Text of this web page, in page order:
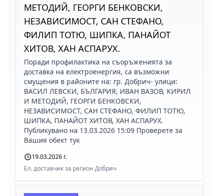
МЕТОДИЙ, ГЕОРГИ БЕНКОВСКИ,
НЕЗАВИСИМОСТ, САН СТЕФАНО,
ФИЛИП ТОТЮ, ШИПКА, ПАНАЙОТ
ХИТОВ, ХАН АСПАРУХ.
Поради профилактика на съоръженията за
доставка на електроенергия, са възможни
смущения в районите на: гр. Добрич- улици:
ВАСИЛ ЛЕВСКИ, БЪЛГАРИЯ, ИВАН ВАЗОВ, КИРИЛ
И МЕТОДИЙ, ГЕОРГИ БЕНКОВСКИ,
НЕЗАВИСИМОСТ, САН СТЕФАНО, ФИЛИП ТОТЮ,
ШИПКА, ПАНАЙОТ ХИТОВ, ХАН АСПАРУХ.
Публикувано на 13.03.2026 15:09 Проверете за
Вашия обект тук
19.03.2026 г.
Ел. доставчик за регион Добрич